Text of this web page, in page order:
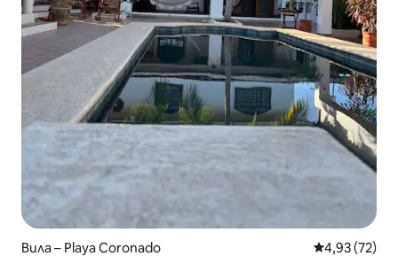
Вила – Playa Coronado Средна
4,93 (72)